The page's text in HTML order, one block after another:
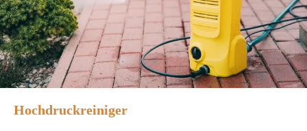
Hochdruckreiniger